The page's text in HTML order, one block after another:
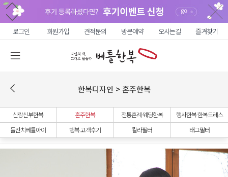
로그인 회원가입 견적문의 방문예약 오시는길 즐겨찾기
한복디자인 > 혼주한복
신랑신부한복 혼주한복 전통혼례·웨딩한복
행사한복·한복드레스
돌잔치베틀아이
행복 고객후기 칼라필터 태그필터